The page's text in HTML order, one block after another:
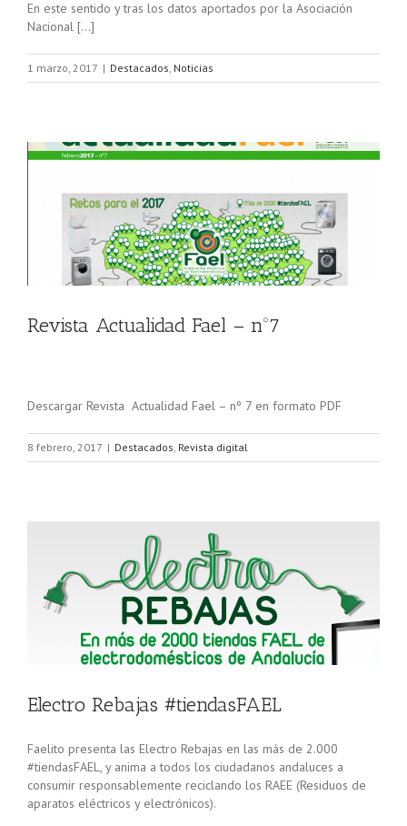
En este sentido y tras los datos aportados por la Asociación
Nacional […]
1 marzo, 2017 | Destacados, Noticias
Revista Actualidad Fael – nº7
Descargar Revista Actualidad Fael – nº 7 en formato PDF
8 febrero, 2017 | Destacados Revista digital
Electro Rebajas #tiendasFAEL
Faelito presenta las Electro Rebajas en las más de 2.000
#tiendasFAEL, y anima a todos los ciudadanos andaluces a
consumir responsablemente reciclando los RAEE (Residuos de
aparatos eléctricos y electrónicos).